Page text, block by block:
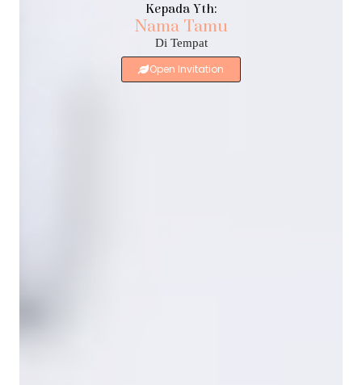
Kepada Yth:
Nama Tamu
Di Tempat
Open Invitation